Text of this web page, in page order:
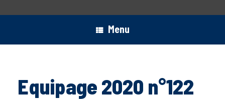
Menu
Equipage 2020 n°122